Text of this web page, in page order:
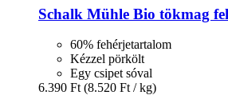
Schalk Mühle Bio tökmag
60% fehérjetartalom
Kézzel pörkölt
Egy csipet sóval
6.390 Ft (8.520 Ft / kg)